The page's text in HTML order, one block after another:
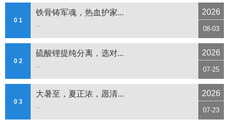
0 1
铁骨铸军魂，热血护家...
...
2026
08-03
0 2
硫酸锂提纯分离，选对...
...
2026
07-25
0 3
大暑至，夏正浓，愿清...
...
2026
07-23